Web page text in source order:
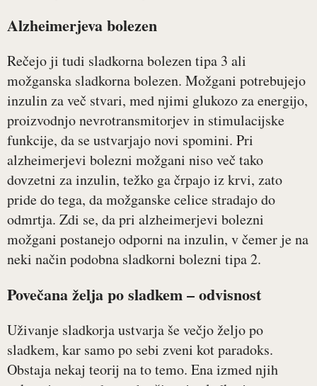
Alzheimerjeva bolezen
Rečejo ji tudi sladkorna bolezen tipa 3 ali
možganska sladkorna bolezen. Možgani potrebujejo
inzulin za več stvari, med njimi glukozo za energijo,
proizvodnjo nevrotransmitorjev in stimulacijske
funkcije, da se ustvarjajo novi spomini. Pri
alzheimerjevi bolezni možgani niso več tako
dovzetni za inzulin, težko ga črpajo iz krvi, zato
pride do tega, da možganske celice stradajo do
odmrtja. Zdi se, da pri alzheimerjevi bolezni
možgani postanejo odporni na inzulin, v čemer je na
neki način podobna sladkorni bolezni tipa 2.
Povečana želja po sladkem – odvisnost
Uživanje sladkorja ustvarja še večjo željo po
sladkem, kar samo po sebi zveni kot paradoks.
Obstaja nekaj teorij na to temo. Ena izmed njih